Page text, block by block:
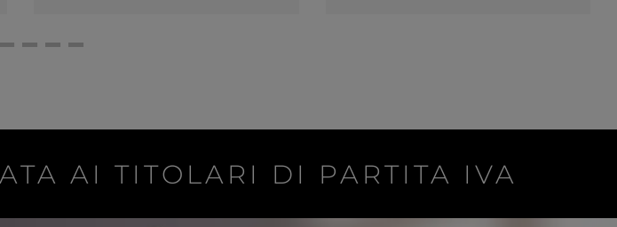
AI TITOLARI DI PARTITA IVA